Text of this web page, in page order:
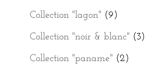
Collection "lagon" (9)
Collection "noir & blanc" (3)
Collection "paname" (2)